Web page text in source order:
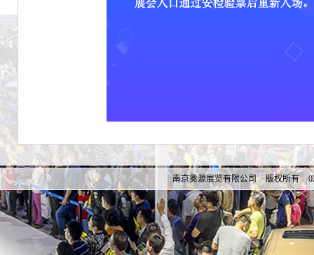
南京奥源展览有限公司 版权所有